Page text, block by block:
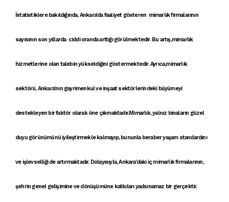
İstatistiklere bakıldığında,Ankara'da faaliyet gösteren mimarlık firmalarının
sayısının son yıllarda ciddi oranda arttığı görülmektedir. Bu artış,mimarlık
hizmetlerine olan talebin yükseldiğini göstermektedir. Ayrıca,mimarlık
sektörü,Ankara'nın gayrimenkul ve inşaat sektörlerindeki büyümeyi
destekleyen bir faktör olarak öne çıkmaktadır.Mimarlık, yalnız binaların güzel
duyu görünümünü iyileştirmekle kalmayıp, bununla beraber yaşam standardını
ve işlevselliği de artırmaktadır. Dolayısıyla,Ankara'daki iç mimarlık firmalarının,
şehrin genel gelişimine ve dönüşümüne katkıları yadsınamaz bir gerçektir.